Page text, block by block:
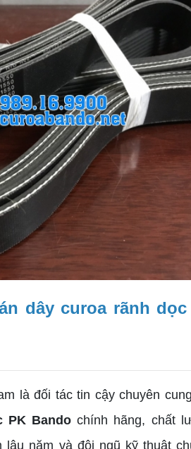
dây curoa rãnh dọc
là đối tác tin cậy chuyên
PK Bando chính hãng, chất
lâu năm và đội ngũ kỹ thuật